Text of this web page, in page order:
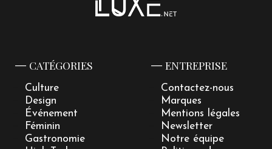
CATÉGORIES
Culture
Design
Événement
Féminin
Gastronomie
ENTREPRISE
Contactez-nous
Marques
Mentions légales
Newsletter
Notre équipe